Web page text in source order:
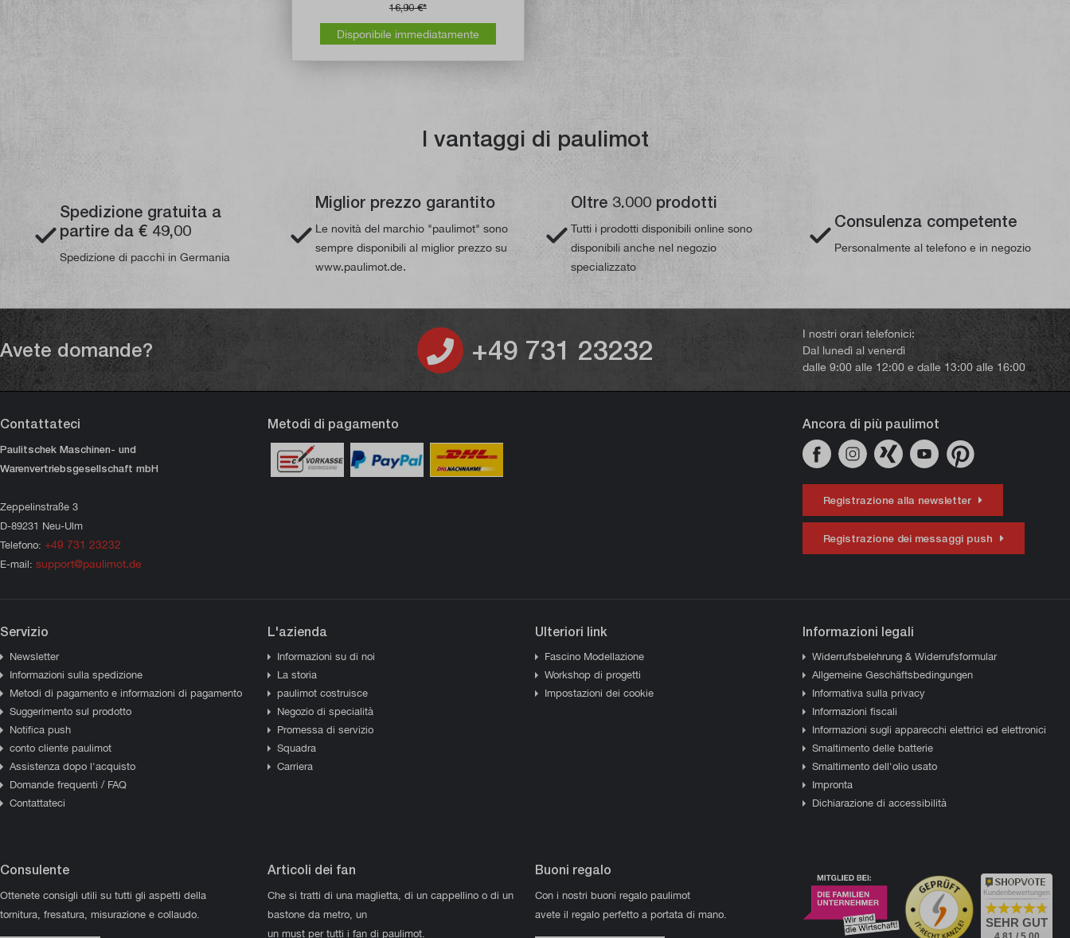
16,90 €*
Disponibile immediatamente
I vantaggi di paulimot
Spedizione gratuita a
partire da € 49,00
Spedizione di pacchi in Germania
Miglior prezzo garantito
Le novità del marchio "paulimot" sono
sempre disponibili al miglior prezzo su
www.paulimot.de.
Oltre 3.000 prodotti
Tutti i prodotti disponibili online sono
disponibili anche nel negozio
specializzato
Consulenza competente
Personalmente al telefono e in negozio
Avete domande? +49 731 23232
I nostri orari telefonici:
Dal lunedì al venerdì
dalle 9:00 alle 12:00 e dalle 13:00 alle 16:00
Contattateci
Paulitschek Maschinen- und
Warenvertriebsgesellschaft mbH
Zeppelinstraße 3
D-89231 Neu-Ulm
Telefono: +49 731 23232
E-mail: support@paulimot.de
Metodi di pagamento Ancora di più paulimot
Registrazione alla newsletter
Registrazione dei messaggi push
Servizio
Newsletter
Informazioni sulla spedizione
Metodi di pagamento e informazioni di pagamento
Suggerimento sul prodotto
Notifica push
conto cliente paulimot
Assistenza dopo l'acquisto
Domande frequenti / FAQ
Contattateci
L'azienda
Informazioni su di noi
La storia
paulimot costruisce
Negozio di specialità
Promessa di servizio
Squadra
Carriera
Ulteriori link
Fascino Modellazione
Workshop di progetti
Impostazioni dei cookie
Informazioni legali
Widerrufsbelehrung & Widerrufsformular
Allgemeine Geschäftsbedingungen
Informativa sulla privacy
Informazioni fiscali
Informazioni sugli apparecchi elettrici ed elettronici
Smaltimento delle batterie
Smaltimento dell'olio usato
Impronta
Dichiarazione di accessibilità
Consulente
Ottenete consigli utili su tutti gli aspetti della
tornitura, fresatura, misurazione e collaudo.
Articoli dei fan
Che si tratti di una maglietta, di un cappellino o di un
bastone da metro, un
un must per tutti i fan di paulimot.
Buoni regalo
Con i nostri buoni regalo paulimot
avete il regalo perfetto a portata di mano.
Kundenbewertungen
SEHR GUT